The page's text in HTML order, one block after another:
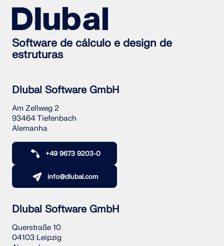
Software de cálculo e design de
estruturas
Dlubal Software GmbH
Am Zellweg 2
93464 Tiefenbach
Alemanha
+49 9673 9203-0
info@dlubal.com
Dlubal Software GmbH
Querstraße 10
04103 Leipzig